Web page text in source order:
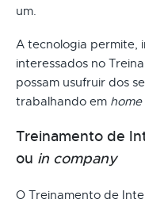
um.
A tecnologia permite,
interessados no
possam usufruir dos
trabalhando em
Treinamento de
ou in company
O Treinamento de